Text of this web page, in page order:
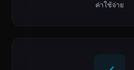
ค่าใช้จ่าย